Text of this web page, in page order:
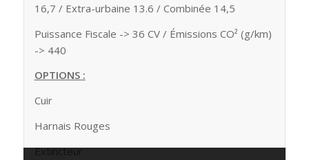
16,7 / Extra-urbaine 13.6 / Combinée 14,5
Puissance Fiscale -> 36 CV / Émissions CO² (g/km)
-> 440
OPTIONS :
Cuir
Harnais Rouges
Extincteur